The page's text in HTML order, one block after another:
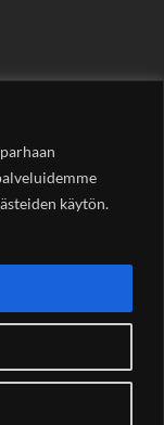
käytön.
449,